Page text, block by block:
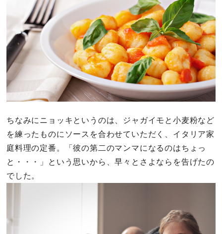
ちなみにニョッキというのは、ジャガイモと小麦粉など
を練ったものにソースを合わせていただく、イタリア家
庭料理の定番。「彼の第二のマンマになるのはちょっ
と・・・」という思いから、早々とさよならを告げたの
でした。